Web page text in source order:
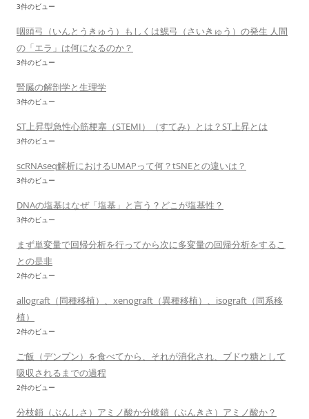
3件のビュー
咽頭弓（いんとうきゅう）もしくは鰓弓（さいきゅう）の発生 人間
の「エラ」は何になるのか？
3件のビュー
腎臓の解剖学と生理学
3件のビュー
ST上昇型急性心筋梗塞（STEMI）（すてみ）とは？ST上昇とは
3件のビュー
scRNAseq解析におけるUMAPって何？tSNEとの違いは？
3件のビュー
DNAの塩基はなぜ「塩基」と言う？どこが塩基性？
3件のビュー
まず単変量で回帰分析を行ってから次に多変量の回帰分析をするこ
との是非
2件のビュー
allograft（同種移植）、xenograft（異種移植）、isograft（同系移
植）
2件のビュー
ご飯（デンプン）を食べてから、それが消化され、ブドウ糖として
吸収されるまでの過程
2件のビュー
分枝鎖（ぶんしさ）アミノ酸か分岐鎖（ぶんきさ）アミノ酸か？